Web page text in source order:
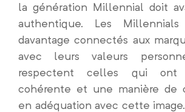
la génération Millennial doit
authentique. Les
davantage connectés aux
avec leurs valeurs
respectent celles qui ont
cohérente et une manière de
en adéquation avec cette